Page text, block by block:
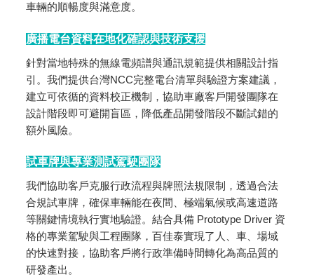
車輛的順暢度與滿意度。
廣播電台資料在地化確認與技術支援
針對當地特殊的無線電頻譜與通訊規範提供相關設計指
引。我們提供台灣NCC完整電台清單與驗證方案建議，
建立可依循的資料校正機制，協助車廠客戶開發團隊在
設計階段即可避開盲區，降低產品開發階段不斷試錯的
額外風險。
試車牌與專業測試駕駛團隊
我們協助客戶克服行政流程與牌照法規限制，透過合法
合規試車牌，確保車輛能在夜間、極端氣候或高速道路
等關鍵情境執行實地驗證。結合具備 Prototype Driver 資
格的專業駕駛與工程團隊，百佳泰實現了人、車、場域
的快速對接，協助客戶將行政準備時間轉化為高品質的
研發產出。